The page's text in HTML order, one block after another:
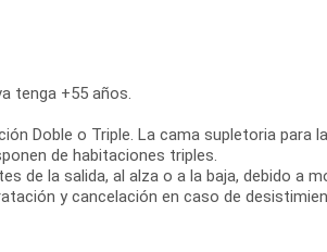
tenga +55 años.
Doble o Triple. La cama supletoria para
de habitaciones triples.
de la salida, al alza o a la baja, debido a
y cancelación en caso de